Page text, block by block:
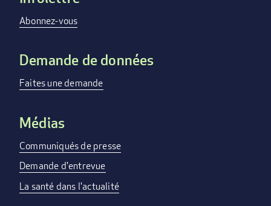
menu
Abonnez-vous
Demande de données
Faites une demande
Médias
Communiqués de presse
Demande d'entrevue
La santé dans l'actualité